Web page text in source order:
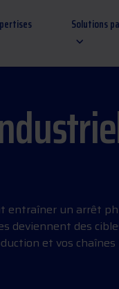
Solutions
entraîner un arrêt
deviennent des
et vos